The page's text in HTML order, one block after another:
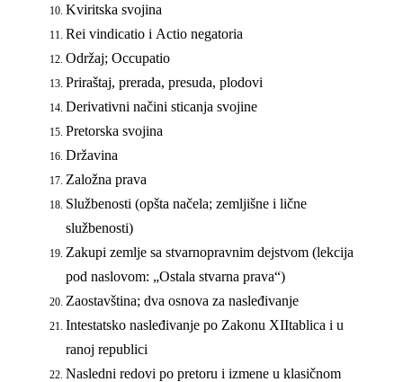
Kviritska svojina
Rei vindicatio i Actio negatoria
Održaj; Occupatio
Priraštaj, prerada, presuda, plodovi
Derivativni načini sticanja svojine
Pretorska svojina
Državina
Založna prava
Službenosti (opšta načela; zemlјišne i lične
službenosti)
Zakupi zemlјe sa stvarnopravnim dejstvom (lekcija
pod naslovom: „Ostala stvarna prava“)
Zaostavština; dva osnova za nasleđivanje
Intestatsko nasleđivanje po Zakonu XIItablica i u
ranoj republici
Nasledni redovi po pretoru i izmene u klasičnom